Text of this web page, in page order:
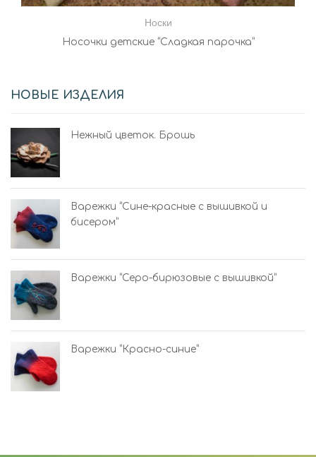
Носки
Носочки детские “Сладкая парочка”
НОВЫЕ ИЗДЕЛИЯ
Нежный цветок. Брошь
Варежки “Сине-красные с вышивкой и
бисером”
Варежки “Серо-бирюзовые с вышивкой”
Варежки “Красно-синие”